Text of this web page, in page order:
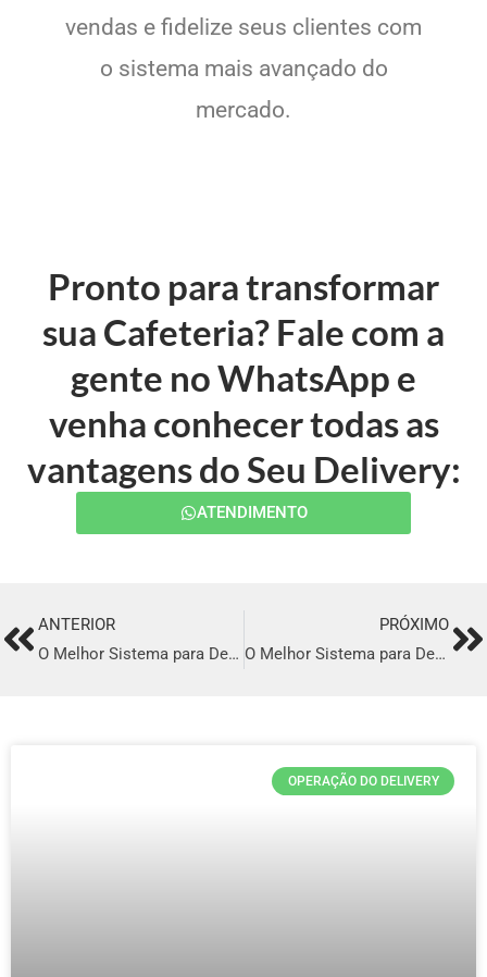
vendas e fidelize seus clientes com
o sistema mais avançado do
mercado.
Pronto para transformar
sua Cafeteria? Fale com a
gente no WhatsApp e
venha conhecer todas as
vantagens do Seu Delivery:
ATENDIMENTO
PrevANTERIOR
O Melhor Sistema para Delivery em Unaí
PRÓXIMO
O Melhor Sistema para Delivery em Araripina
OPERAÇÃO DO DELIVERY